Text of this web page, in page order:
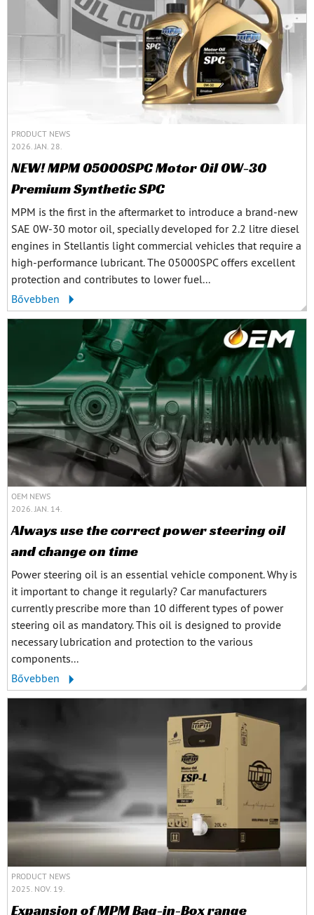
PRODUCT NEWS
2026. JAN. 28.
NEW! MPM 05000SPC Motor Oil 0W-30
Premium Synthetic SPC
MPM is the first in the aftermarket to introduce a brand-new
SAE 0W-30 motor oil, specially developed for 2.2 litre diesel
engines in Stellantis light commercial vehicles that require a
high-performance lubricant. The 05000SPC offers excellent
protection and contributes to lower fuel...
Bővebben
OEM NEWS
2026. JAN. 14.
Always use the correct power steering oil
and change on time
Power steering oil is an essential vehicle component. Why is
it important to change it regularly? Car manufacturers
currently prescribe more than 10 different types of power
steering oil as mandatory. This oil is designed to provide
necessary lubrication and protection to the various
components...
Bővebben
PRODUCT NEWS
2025. NOV. 19.
Expansion of MPM Bag-in-Box range